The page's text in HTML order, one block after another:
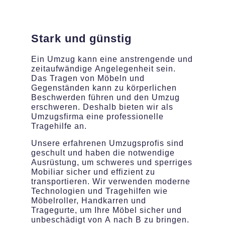
Stark und günstig
Ein Umzug kann eine anstrengende und
zeitaufwändige Angelegenheit sein.
Das Tragen von Möbeln und
Gegenständen kann zu körperlichen
Beschwerden führen und den Umzug
erschweren. Deshalb bieten wir als
Umzugsfirma eine professionelle
Tragehilfe an.
Unsere erfahrenen Umzugsprofis sind
geschult und haben die notwendige
Ausrüstung, um schweres und sperriges
Mobiliar sicher und effizient zu
transportieren. Wir verwenden moderne
Technologien und Tragehilfen wie
Möbelroller, Handkarren und
Tragegurte, um Ihre Möbel sicher und
unbeschädigt von A nach B zu bringen.